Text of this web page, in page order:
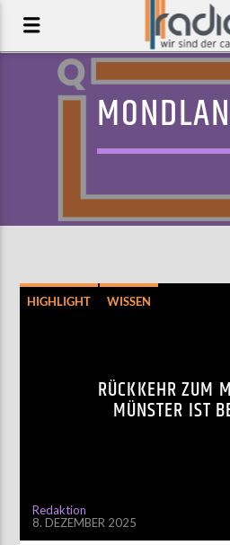
MOEBIUS
00:00 18:00
HIGHLIGHT WISSEN
RÜCKKEHR ZUM
MÜNSTER IST
Redaktion
8. DEZEMBER 2025